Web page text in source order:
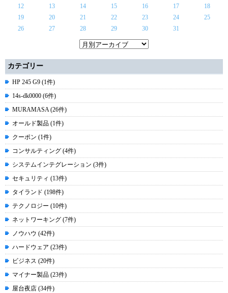
12
13 14 15 16 17
18
19
20 21 22 23 24
25
26
27 28 29 30 31
カテゴリー
HP 245 G9 (1件)
14s-dk0000 (6件)
MURAMASA (26件)
オールド製品 (1件)
クーポン (1件)
コンサルティング (4件)
システムインテグレーション (3件)
セキュリティ (13件)
タイランド (198件)
テクノロジー (10件)
ネットワーキング (7件)
ノウハウ (42件)
ハードウェア (23件)
ビジネス (20件)
マイナー製品 (23件)
屋台夜店 (34件)